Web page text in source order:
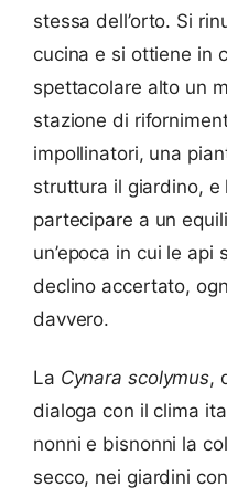
stessa dell’orto. Si
cucina e si ottiene in
spettacolare alto un
stazione di
impollinatori, una
struttura il giardino, e
partecipare a un
un’epoca in cui le api
declino accertato,
davvero.
La Cynara scolymus,
dialoga con il clima
nonni e bisnonni la
secco, nei giardini